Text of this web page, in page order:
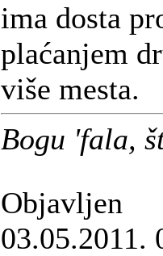
ima dosta
plaćanjem
više mesta.
Bogu 'fala,
Objavljen
03.05.2011.